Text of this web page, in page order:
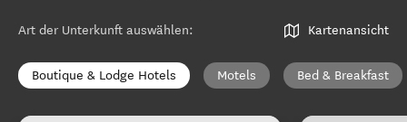
Art der Unterkunft auswählen: Kartenansicht
Boutique & Lodge Hotels Motels Bed & Breakfast